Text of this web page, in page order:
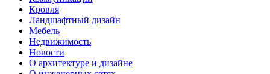
Кровля
Ландшафтный дизайн
Мебель
Недвижимость
Новости
О архитектуре и дизайне